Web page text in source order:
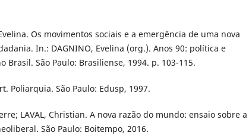
Os movimentos sociais e a emergência de uma nova
In.: DAGNINO, Evelina (org.). Anos 90: política e
Brasil. São Paulo: Brasiliense, 1994. p. 103-115.
Poliarquia. São Paulo: Edusp, 1997.
LAVAL, Christian. A nova razão do mundo: ensaio sobre a
São Paulo: Boitempo, 2016.